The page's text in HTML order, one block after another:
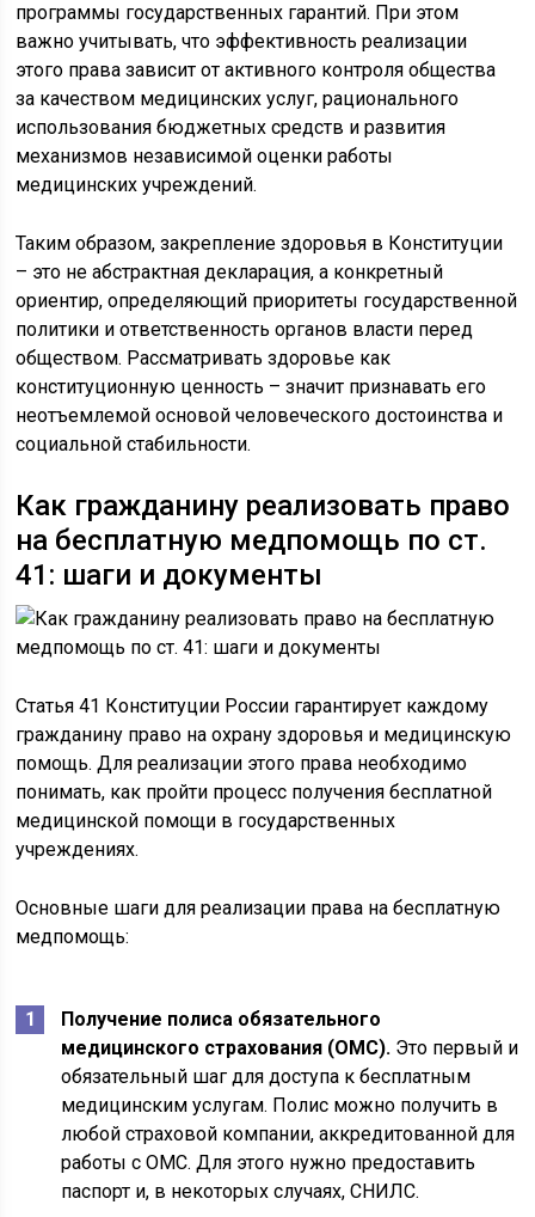
программы государственных гарантий. При этом
важно учитывать, что эффективность реализации
этого права зависит от активного контроля общества
за качеством медицинских услуг, рационального
использования бюджетных средств и развития
механизмов независимой оценки работы
медицинских учреждений.
Таким образом, закрепление здоровья в Конституции
– это не абстрактная декларация, а конкретный
ориентир, определяющий приоритеты государственной
политики и ответственность органов власти перед
обществом. Рассматривать здоровье как
конституционную ценность – значит признавать его
неотъемлемой основой человеческого достоинства и
социальной стабильности.
Как гражданину реализовать право
на бесплатную медпомощь по ст.
41: шаги и документы
Статья 41 Конституции России гарантирует каждому
гражданину право на охрану здоровья и медицинскую
помощь. Для реализации этого права необходимо
понимать, как пройти процесс получения бесплатной
медицинской помощи в государственных
учреждениях.
Основные шаги для реализации права на бесплатную
медпомощь:
Получение полиса обязательного
медицинского страхования (ОМС). Это первый и
обязательный шаг для доступа к бесплатным
медицинским услугам. Полис можно получить в
любой страховой компании, аккредитованной для
работы с ОМС. Для этого нужно предоставить
паспорт и, в некоторых случаях, СНИЛС.